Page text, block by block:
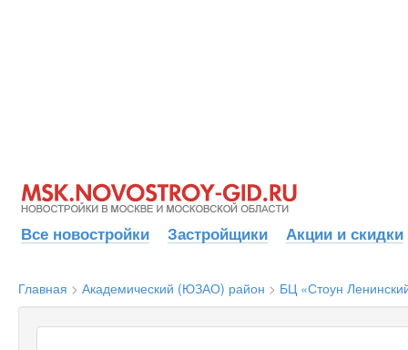
Все новостройки Застройщики Акции и скидки
Главная > Академический (ЮЗАО) район > БЦ «Стоун